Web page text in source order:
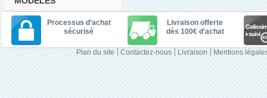
Processus d'achat
sécurisé
Livraison offerte
dès 100€ d'achat
Plan du site Contactez-nous Livraison Mentions